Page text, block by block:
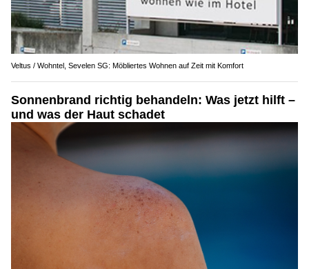
Veltus / Wohntel, Sevelen SG: Möbliertes Wohnen auf Zeit mit Komfort
Sonnenbrand richtig behandeln: Was jetzt hilft –
und was der Haut schadet